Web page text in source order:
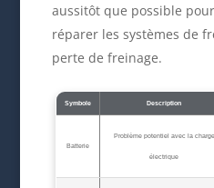
aussitôt que possible
réparer les systèmes de
perte de freinage.
Symbole Description
Batterie
Problème potentiel avec la charge
électrique